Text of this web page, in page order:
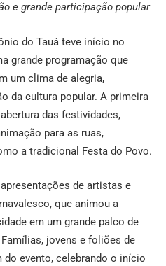
e grande participação popular
do Tauá teve início no
grande programação que
um clima de alegria,
da cultura popular. A primeira
das festividades,
para as ruas,
a tradicional Festa do Povo.
de artistas e
que animou a
em um grande palco de
jovens e foliões de
evento, celebrando o início